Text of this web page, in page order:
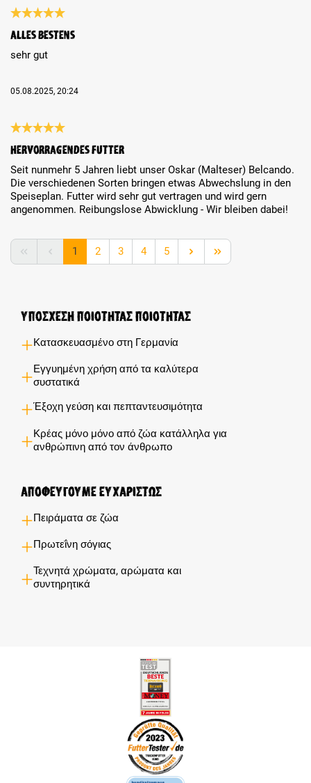
alles bestens
sehr gut
05.08.2025, 20:24
Hervorragendes Futter
Seit nunmehr 5 Jahren liebt unser Oskar (Malteser) Belcando.
Die verschiedenen Sorten bringen etwas Abwechslung in den
Speiseplan. Futter wird sehr gut vertragen und wird gern
angenommen. Reibungslose Abwicklung - Wir bleiben dabei!
Page
1 Page
2 Page
3 Page
4 Page
5
Υποσχέση ποιότητας ποιότητας
Κατασκευασμένο στη Γερμανία
Εγγυημένη χρήση από τα καλύτερα
συστατικά
Έξοχη γεύση και πεπταντευσιμότητα
Κρέας μόνο μόνο από ζώα κατάλληλα για
ανθρώπινη από τον άνθρωπο
Αποφεύγουμε ευχαρίστως
Πειράματα σε ζώα
Πρωτεΐνη σόγιας
Τεχνητά χρώματα, αρώματα και
συντηρητικά